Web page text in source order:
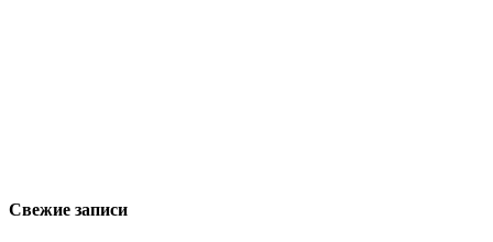
Свежие записи